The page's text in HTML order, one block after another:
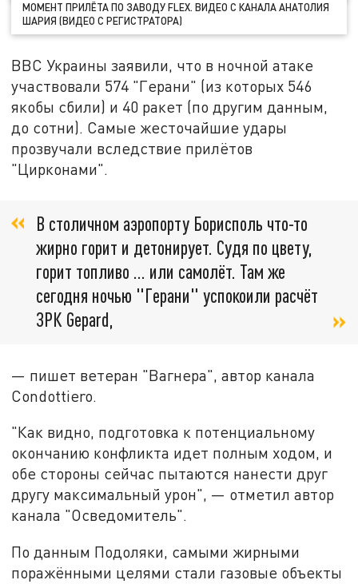
МОМЕНТ ПРИЛЁТА ПО ЗАВОДУ FLEX. ВИДЕО С КАНАЛА АНАТОЛИЯ
ШАРИЯ (ВИДЕО С РЕГИСТРАТОРА)
ВВС Украины заявили, что в ночной атаке
участвовали 574 "Герани" (из которых 546
якобы сбили) и 40 ракет (по другим данным,
до сотни). Самые жесточайшие удары
прозвучали вследствие прилётов
"Цирконами".
В столичном аэропорту Борисполь что-то
жирно горит и детонирует. Судя по цвету,
горит топливо … или самолёт. Там же
сегодня ночью "Герани" успокоили расчёт
ЗРК Gepard,
— пишет ветеран "Вагнера", автор канала
Condottiero.
"Как видно, подготовка к потенциальному
окончанию конфликта идет полным ходом, и
обе стороны сейчас пытаются нанести друг
другу максимальный урон", — отметил автор
канала "Осведомитель".
По данным Подоляки, самыми жирными
поражёнными целями стали газовые объекты